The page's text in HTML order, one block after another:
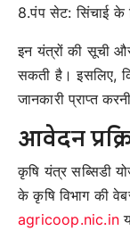
8.पंप सेट: सिंचाई के
इन यंत्रों की सूची
सकती है। इसलिए,
जानकारी प्राप्त
आवेदन
कृषि यंत्र सब्सिडी
के कृषि विभाग की
agricoop.nic.in